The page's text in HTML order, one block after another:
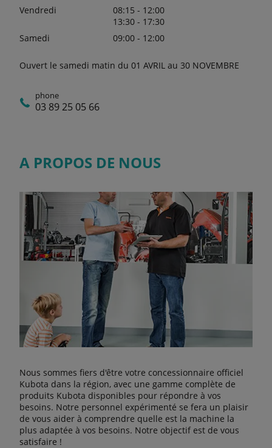
Vendredi
08:15 - 12:00
13:30 - 17:30
Samedi
09:00 - 12:00
Ouvert le samedi matin du 01 AVRIL au 30 NOVEMBRE
phone
03 89 25 05 66
A PROPOS DE NOUS
Nous sommes fiers d'être votre concessionnaire officiel
Kubota dans la région, avec une gamme complète de
produits Kubota disponibles pour répondre à vos
besoins. Notre personnel expérimenté se fera un plaisir
de vous aider à comprendre quelle est la machine la
plus adaptée à vos besoins. Notre objectif est de vous
satisfaire !